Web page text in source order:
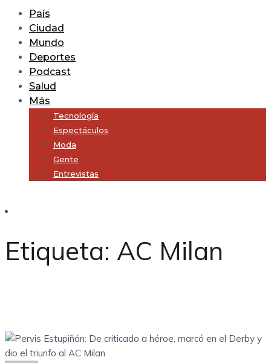
País
Ciudad
Mundo
Deportes
Podcast
Salud
Más
Tecnología
Espectáculos
Moda
Gente
Entrevistas
Etiqueta: AC Milan